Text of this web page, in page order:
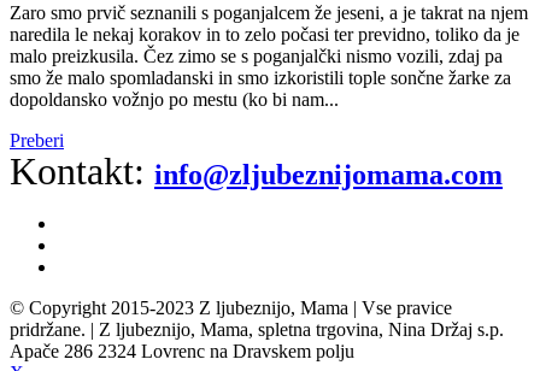
Zaro smo prvič seznanili s poganjalcem že jeseni, a je takrat na njem
naredila le nekaj korakov in to zelo počasi ter previdno, toliko da je
malo preizkusila. Čez zimo se s poganjalčki nismo vozili, zdaj pa
smo že malo spomladanski in smo izkoristili tople sončne žarke za
dopoldansko vožnjo po mestu (ko bi nam...
Preberi
Kontakt: info@zljubeznijomama.com
© Copyright 2015-2023 Z ljubeznijo, Mama | Vse pravice
pridržane. | Z ljubeznijo, Mama, spletna trgovina, Nina Držaj s.p.
Apače 286 2324 Lovrenc na Dravskem polju